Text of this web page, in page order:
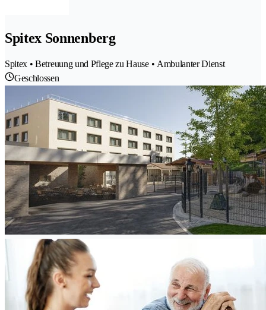
Spitex Sonnenberg
Spitex • Betreuung und Pflege zu Hause • Ambulanter Dienst
Geschlossen